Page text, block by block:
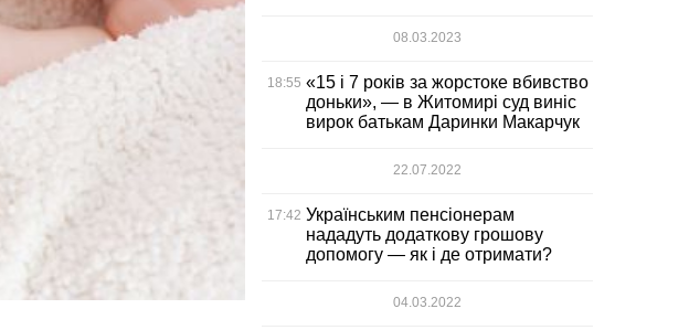
08.03.2023
18:55 «15 і 7 років за жорстоке вбивство
доньки», — в Житомирі суд виніс
вирок батькам Даринки Макарчук
22.07.2022
17:42 Українським пенсіонерам
нададуть додаткову грошову
допомогу — як і де отримати?
04.03.2022